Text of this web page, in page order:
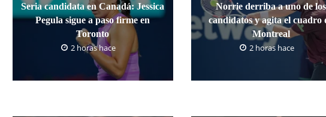
Seria candidata en Canadá: Jessica
Pegula sigue a paso firme en
Toronto
2 horas hace
Norrie derriba a uno de los
candidatos y agita el cuadro
Montreal
2 horas hace